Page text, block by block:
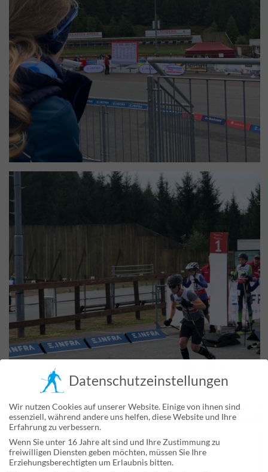
Datenschutzeinstellungen
Wir nutzen Cookies auf unserer Website. Einige von ihnen sind
essenziell, während andere uns helfen, diese Website und Ihre
Erfahrung zu verbessern.
Wenn Sie unter 16 Jahre alt sind und Ihre Zustimmung zu
freiwilligen Diensten geben möchten, müssen Sie Ihre
Erziehungsberechtigten um Erlaubnis bitten.